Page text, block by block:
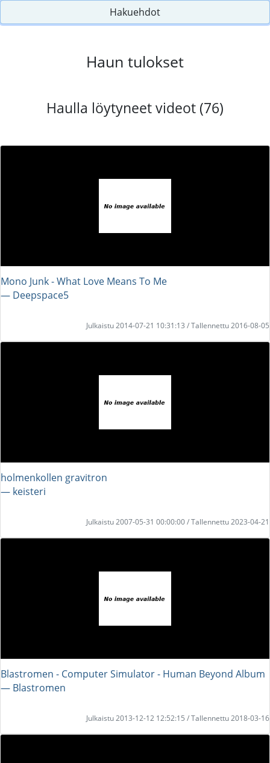
Hakuehdot
Haun tulokset
Haulla löytyneet videot (76)
Mono Junk - What Love Means To Me
― Deepspace5
Julkaistu 2014-07-21 10:31:13 / Tallennettu 2016-08-05
holmenkollen gravitron
― keisteri
Julkaistu 2007-05-31 00:00:00 / Tallennettu 2023-04-21
Blastromen - Computer Simulator - Human Beyond Album
― Blastromen
Julkaistu 2013-12-12 12:52:15 / Tallennettu 2018-03-16